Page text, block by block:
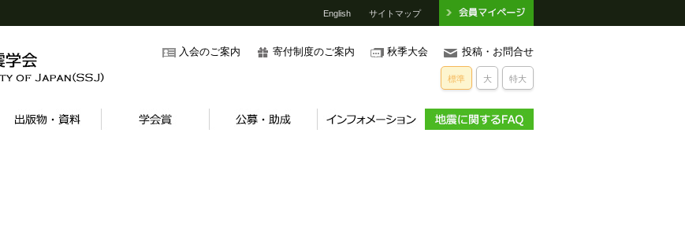
English サイトマップ
投稿・お問合せ
秋季大会
寄付制度のご案内
入会のご案内
標準 大 特大